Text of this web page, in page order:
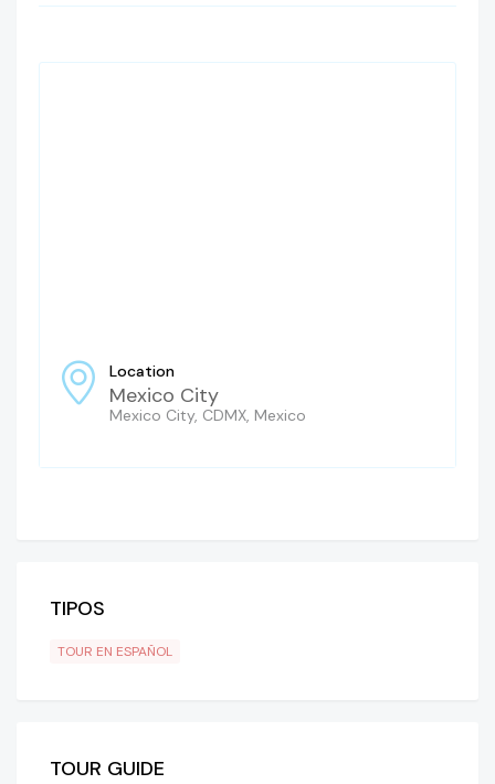
Location
Mexico City
Mexico City, CDMX, Mexico
TIPOS
TOUR EN ESPAÑOL
TOUR GUIDE